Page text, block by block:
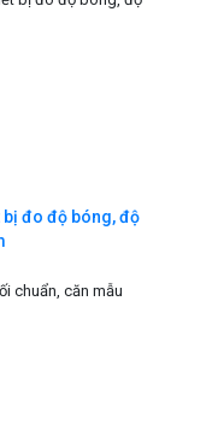
bị đo độ bóng, độ